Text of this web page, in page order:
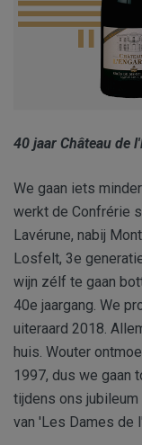
40 jaar Château de
We gaan iets
werkt de Confrérie
Lavérune, nabij
Losfelt, 3e
wijn zélf te gaan
40e jaargang. We
uiteraard 2018.
huis. Wouter
1997, dus we gaan
tijdens ons
van 'Les Dames de